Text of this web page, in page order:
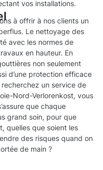
vos installations.
à offrir à nos clients un
Le nettoyage des
avec les normes de
en hauteur. En
non seulement
d’une protection efficace
recherchez un service de
Nord-Verlorenkost, vous
que chaque
grand soin, pour que
quelles que soient les
des risques quand on
de main ?